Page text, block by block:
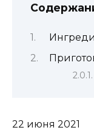
22 июня 2021